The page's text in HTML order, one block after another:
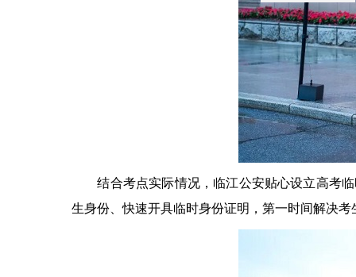
结合考点实际情况，临江公安贴心设立高考临
生身份、快速开具临时身份证明，第一时间解决